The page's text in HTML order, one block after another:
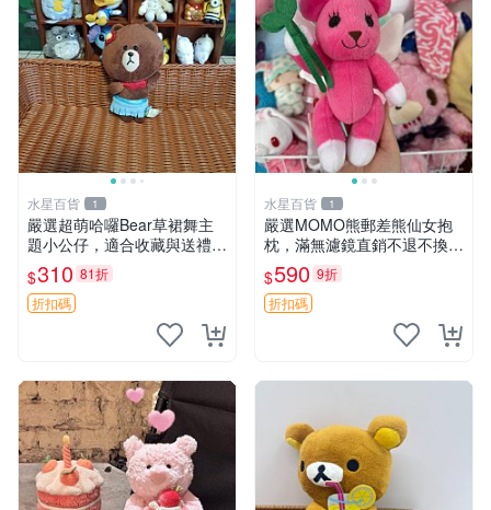
水星百貨 1
嚴選超萌哈囉Bear草裙舞主
題小公仔，適合收藏與送禮 1
00 克 哈囉Bear 草裙舞
$310 81折
折扣碼
水星百貨 1
嚴選MOMO熊郵差熊仙女抱
枕，滿無濾鏡直銷不退不換
經典造型可愛必備 紅薯啵啵
間抱枕 抱枕 時尚
$590 9折
折扣碼